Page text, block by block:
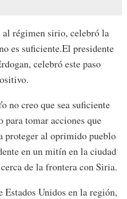
al régimen sirio, celebró la
es suficiente.El presidente
celebró este paso
no creo que sea suficiente
tomar acciones que
proteger al oprimido pueblo
en un mitín en la ciudad
de la frontera con Siria.
Estados Unidos en la región,